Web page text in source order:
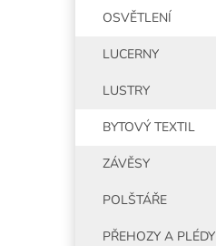
OSVĚTLENÍ
LUCERNY
LUSTRY
BYTOVÝ TEXTIL
ZÁVĚSY
POLŠTÁŘE
PŘEHOZY A PLÉDY